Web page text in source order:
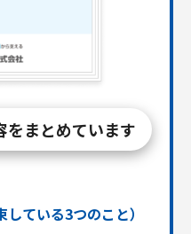
をまとめています
している3つのこと）